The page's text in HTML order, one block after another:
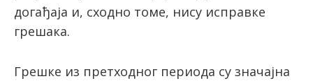
догађаја и, сходно томе, нису исправке
грешака.
Грешке из претходног периода су значајна